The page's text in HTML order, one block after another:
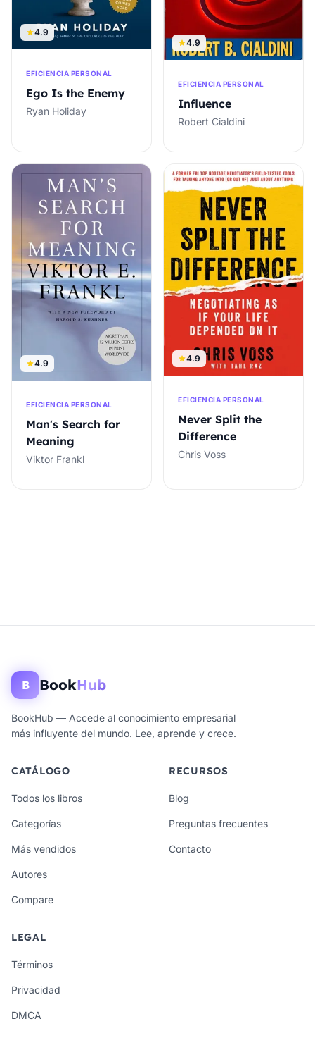
4.9
EFICIENCIA PERSONAL
Ego Is the Enemy
Ryan Holiday
4.9
EFICIENCIA PERSONAL
Influence
Robert Cialdini
4.9
EFICIENCIA PERSONAL
Man's Search for
Meaning
Viktor Frankl
4.9
EFICIENCIA PERSONAL
Never Split the
Difference
Chris Voss
B BookHub
BookHub — Accede al conocimiento empresarial
más influyente del mundo. Lee, aprende y crece.
CATÁLOGO
Todos los libros
Categorías
Más vendidos
Autores
Compare
RECURSOS
Blog
Preguntas frecuentes
Contacto
LEGAL
Términos
Privacidad
DMCA